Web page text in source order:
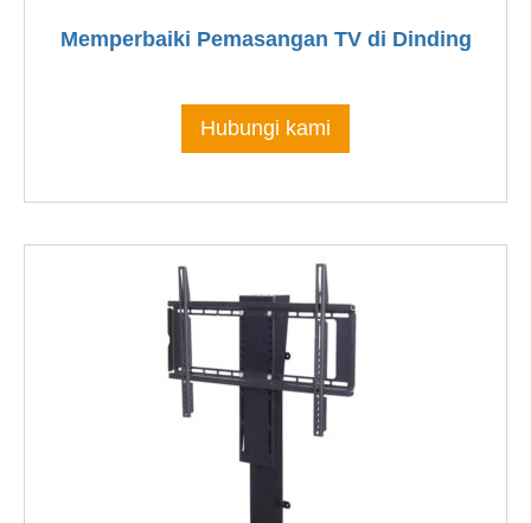
Memperbaiki Pemasangan TV di Dinding
Hubungi kami